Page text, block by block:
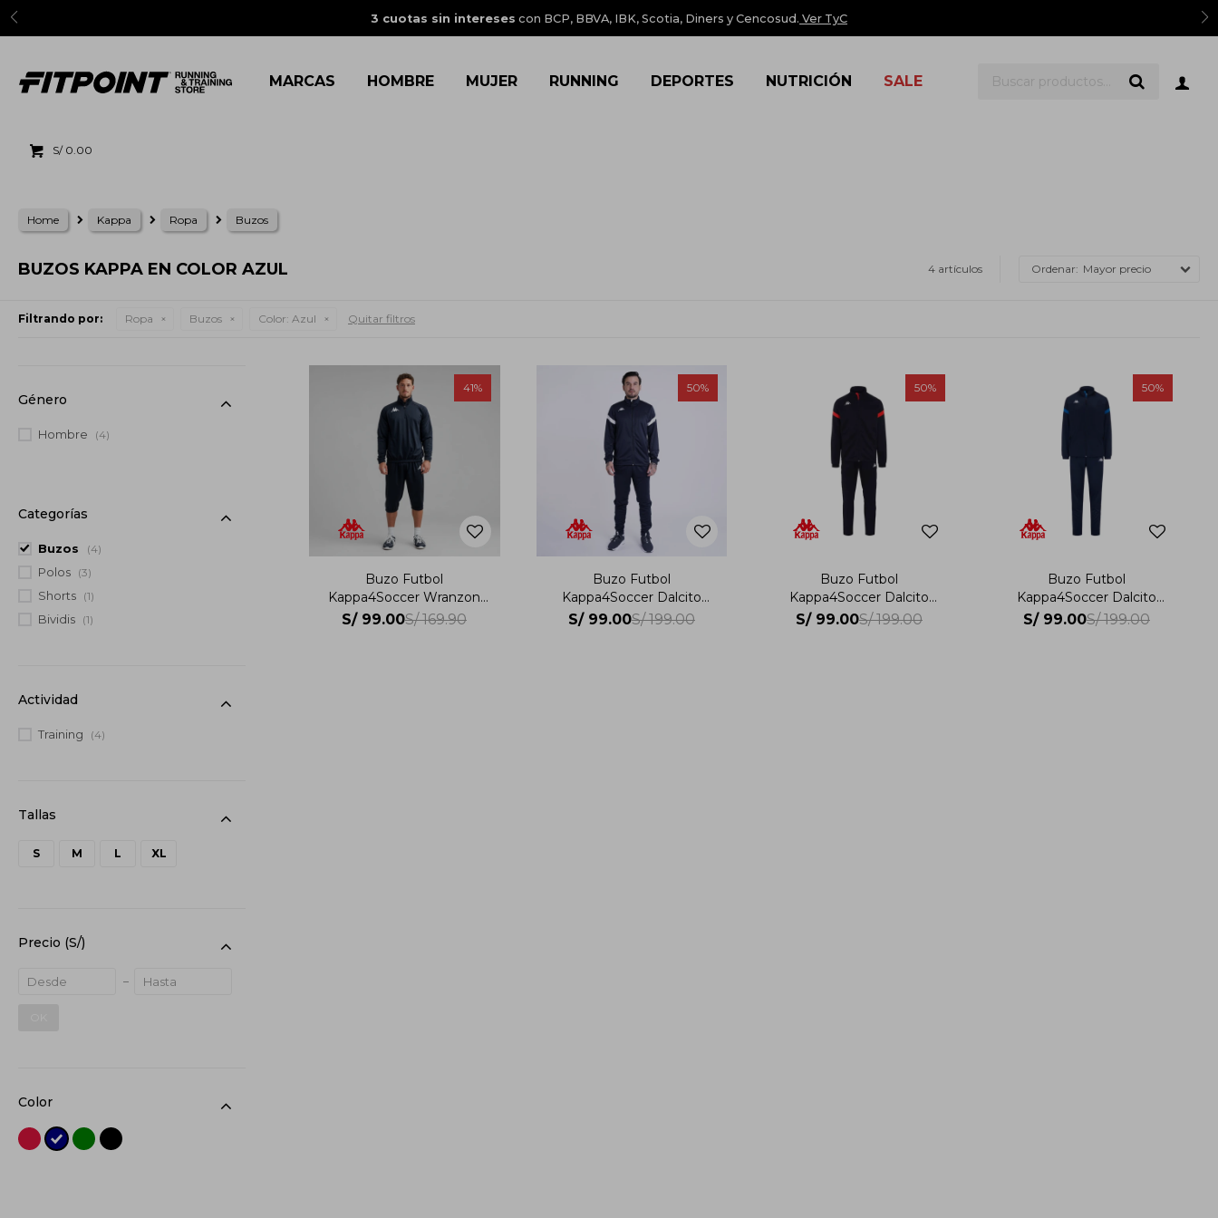
3 cuotas sin intereses con BCP, BBVA, IBK, Scotia, Diners y Cencosud. Ver TyC
MARCAS HOMBRE MUJER RUNNING DEPORTES NUTRICIÓN SALE
S/ 0.00
Home Kappa Ropa Buzos
BUZOS KAPPA EN COLOR AZUL 4 artículos Mayor precio
Filtrando por: Ropa Buzos Color: Azul Quitar filtros
41
Buzo Futbol
Kappa4Soccer Wranzon
Hombre
S/ 99.00S/ 169.90
50
Buzo Futbol
Kappa4Soccer Dalcito
Hombre
S/ 99.00S/ 199.00
50
Buzo Futbol
Kappa4Soccer Dalcito
Hombre
S/ 99.00S/ 199.00
50
Buzo Futbol
Kappa4Soccer Dalcito
Hombre
S/ 99.00S/ 199.00
Categorías
Buzos (4)
Polos (3)
Shorts (1)
Bividis (1)
S M L XL
Precio (S/)
Color
Género
Hombre (4)
Actividad
Training (4)